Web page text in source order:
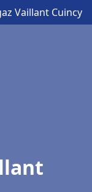
Vaillant Cuincy